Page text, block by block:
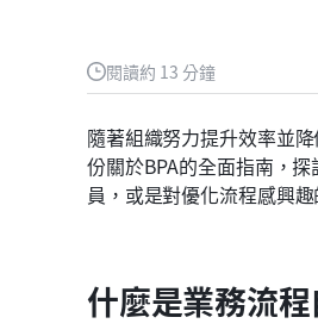
閱讀約 13 分鐘
隨著組織努力提升效率並
份關於BPA的全面指南，
員，或是對優化流程感興
什麼是業務流程